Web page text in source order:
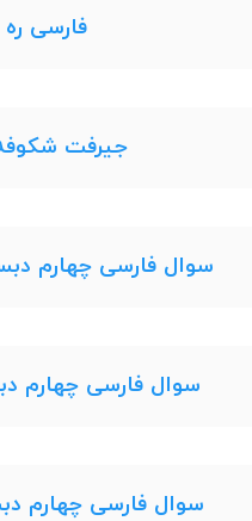
فارسی ره
جیرفت شکوفه
سوال فارسی چهارم
سوال فارسی چهارم
سوال فارسی چهارم